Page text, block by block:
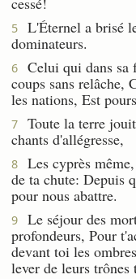
5
L'Éternel a brisé
dominateurs.
6
Celui qui dans sa
coups sans relâche,
les nations, Est
7
Toute la terre
chants d'allégresse,
8
Les cyprès
de ta chute: Depuis
pour nous abattre.
9
Le séjour des
profondeurs, Pour
devant toi les
lever de leurs trônes